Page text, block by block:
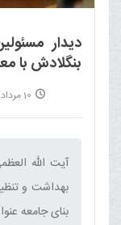
دیدار
بنگلادش با
10 مرداد 1382
آیت الله
بهداشت و
بنای جامعه